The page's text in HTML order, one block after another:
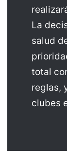
La
salud
total
reglas,
clubes